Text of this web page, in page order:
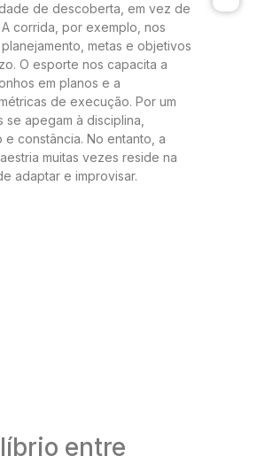
de descoberta, em vez de
A corrida, por exemplo, nos
metas e objetivos
O esporte nos capacita a
em planos e a
de execução. Por um
se apegam à disciplina,
e constância. No entanto, a
muitas vezes reside na
adaptar e improvisar.
entre